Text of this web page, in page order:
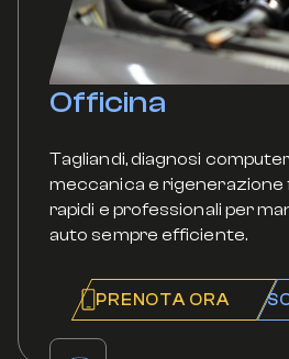
Officina
Tagliandi, diagnosi
meccanica e rigenerazione
rapidi e professionali per
auto sempre efficiente.
PRENOTA ORA